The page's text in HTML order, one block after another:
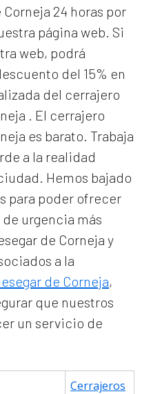
24 horas por
página web. Si
web, podrá
del 15% en
del cerrajero
. El cerrajero
es barato. Trabaja
a la realidad
Hemos bajado
para poder ofrecer
urgencia más
de Corneja y
a la
de Corneja,
que nuestros
un servicio de
Cerrajeros